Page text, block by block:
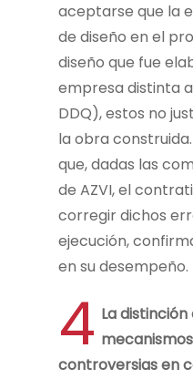
aceptarse que la
de diseño en el
diseño que fue
empresa distinta
DDQ), estos no
la obra
que, dadas las
de AZVI, el
corregir dichos
ejecución,
en su desempeño.
4 La
controversias en